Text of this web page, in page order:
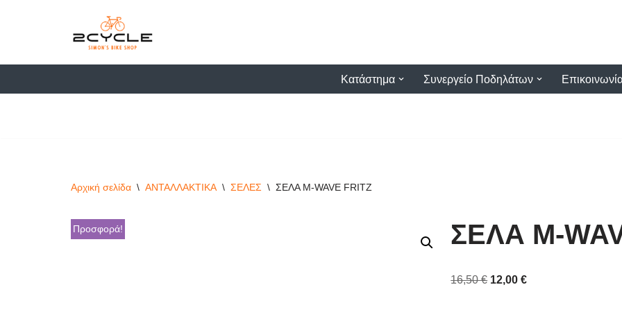
Μεταπηδήστε
Κατάστημα Συνεργείο Ποδηλάτων
Αρχική σελίδα \ ΑΝΤΑΛΛΑΚΤΙΚΑ \ ΣΕΛΕΣ \ ΣΕΛΑ M-WAVE FRITZ
Προσφορά! ΣΕΛΑ M-
16,50€ 12,00€